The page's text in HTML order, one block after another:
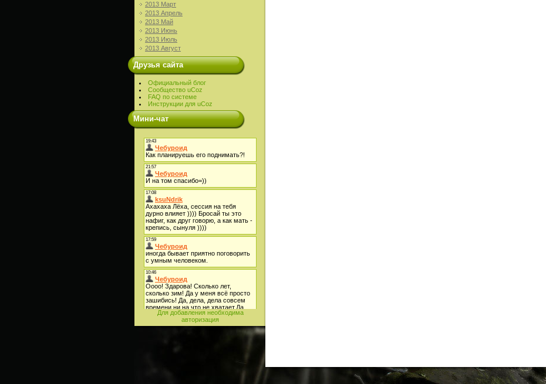
2013 Март
2013 Апрель
2013 Май
2013 Июнь
2013 Июль
2013 Август
Друзья сайта
Официальный блог
Сообщество uCoz
FAQ по системе
Инструкции для uCoz
Мини-чат
Для добавления необходима
авторизация